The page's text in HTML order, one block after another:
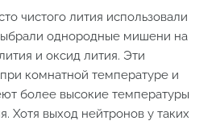
чистого лития использовали
однородные мишени на
и оксид лития. Эти
комнатной температуре и
более высокие температуры
Хотя выход нейтронов у таких